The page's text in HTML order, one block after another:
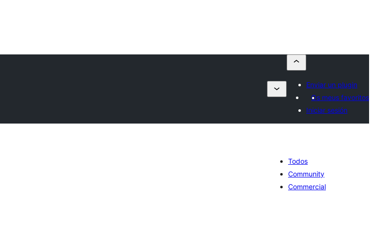
Enviar un plugin
Os meus favoritos
Iniciar sesión
Todos
Community
Commercial